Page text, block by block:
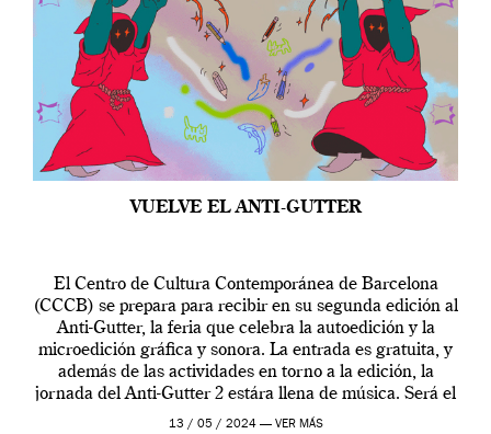
VUELVE EL ANTI-GUTTER
El Centro de Cultura Contemporánea de Barcelona
(CCCB) se prepara para recibir en su segunda edición al
Anti-Gutter, la feria que celebra la autoedición y la
microedición gráfica y sonora. La entrada es gratuita, y
además de las actividades en torno a la edición, la
jornada del Anti-Gutter 2 estára llena de música. Será el
[…]
13 / 05 / 2024 — VER MÁS